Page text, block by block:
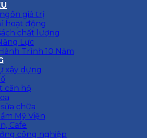
giá trị
hoạt động
chất lượng
Lực
Trình 10 Năm
xây dựng
căn hộ
sửa chữa
Mỹ Viện
Cafe
công nghiệp